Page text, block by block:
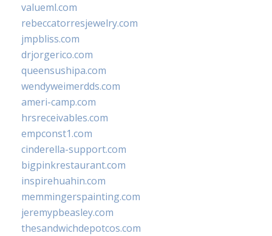
valueml.com
rebeccatorresjewelry.com
jmpbliss.com
drjorgerico.com
queensushipa.com
wendyweimerdds.com
ameri-camp.com
hrsreceivables.com
empconst1.com
cinderella-support.com
bigpinkrestaurant.com
inspirehuahin.com
memmingerspainting.com
jeremypbeasley.com
thesandwichdepotcos.com